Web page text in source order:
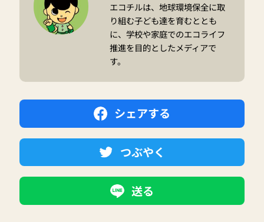
エコチルは、地球環境保全に取
り組む子ども達を育むととも
に、学校や家庭でのエコライフ
推進を目的としたメディアで
す。
シェアする
つぶやく
送る